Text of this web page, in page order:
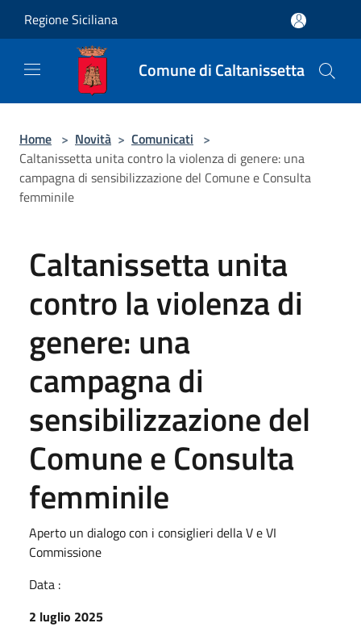
Regione Siciliana
Comune di Caltanissetta
Home > Novità > Comunicati >
Caltanissetta unita contro la violenza di genere: una
campagna di sensibilizzazione del Comune e Consulta
femminile
Caltanissetta unita
contro la violenza di
genere: una
campagna di
sensibilizzazione del
Comune e Consulta
femminile
Aperto un dialogo con i consiglieri della V e VI
Commissione
Data :
2 luglio 2025